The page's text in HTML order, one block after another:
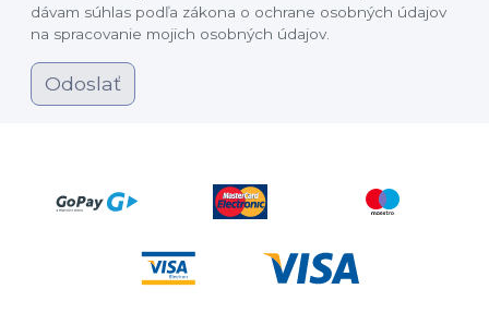
dávam súhlas podľa zákona o ochrane osobných údajov
na spracovanie mojich osobných údajov.
Odoslať